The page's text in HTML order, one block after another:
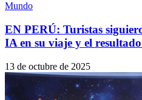
Mundo
EN PERÚ: Turistas
IA en su viaje y el
13 de octubre de 2025